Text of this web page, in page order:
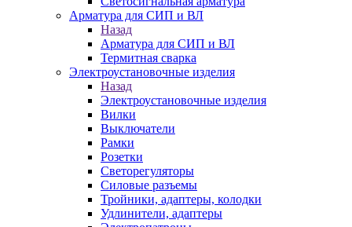
Арматура для СИП и ВЛ
Назад
Арматура для СИП и ВЛ
Термитная сварка
Электроустановочные изделия
Назад
Электроустановочные изделия
Вилки
Выключатели
Рамки
Розетки
Светорегуляторы
Силовые разъемы
Тройники, адаптеры, колодки
Удлинители, адаптеры